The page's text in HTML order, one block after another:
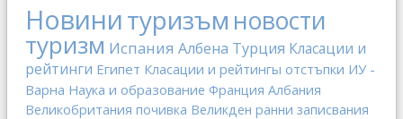
Новинитуризъм новости
туризм Испания Албена Турция Класации и
рейтинги Египет Класации и рейтингы отстъпки ИУ -
Варна Наука и образование Франция Албания
Великобритания почивка Великден ранни записвания